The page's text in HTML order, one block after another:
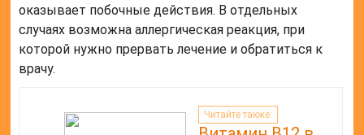
оказывает побочные действия. В отдельных
случаях возможна аллергическая реакция, при
которой нужно прервать лечение и обратиться к
врачу.
Читайте также: